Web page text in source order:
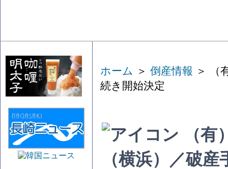
ホーム ＞ 倒産情報 ＞ （
続き開始決定
（有
（横浜）／破